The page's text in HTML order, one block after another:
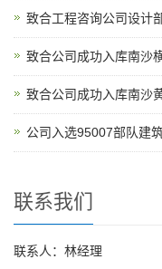
致合工程咨询公司设计
致合公司成功入库南沙
致合公司成功入库南沙
公司入选95007部队建
联系我们
联系人：林经理